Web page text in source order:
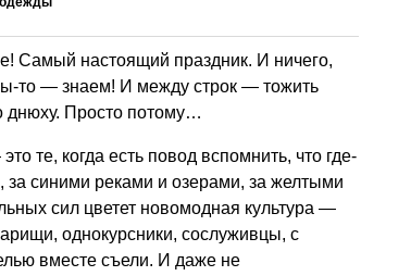
Самый настоящий праздник. И ничего,
то — знаем! И между строк — тожить
днюху. Просто потому…
те, когда есть повод вспомнить, что где-
за синими реками и озерами, за желтыми
сил цветет новомодная культура —
однокурсники, сослуживцы, с
вместе съели. И даже не